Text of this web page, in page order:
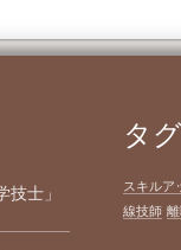
士」
タグ
スキルア
線技師